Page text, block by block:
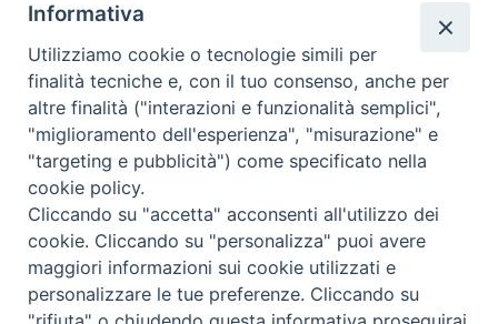
Curia Piombino:
Via Don Minzoni,58/A Tel e Fax: 0565 32036
E-mail:
curia@diocesimassamarittima.it
Privacy policy - trasparenza
Informativa
Utilizziamo cookie o tecnologie simili per
finalità tecniche e, con il tuo consenso, anche per
altre finalità ("interazioni e funzionalità semplici",
"miglioramento dell'esperienza", "misurazione" e
"targeting e pubblicità") come specificato nella
cookie policy.
Cliccando su "accetta" acconsenti all'utilizzo dei
cookie. Cliccando su "personalizza" puoi avere
maggiori informazioni sui cookie utilizzati e
personalizzare le tue preferenze. Cliccando su